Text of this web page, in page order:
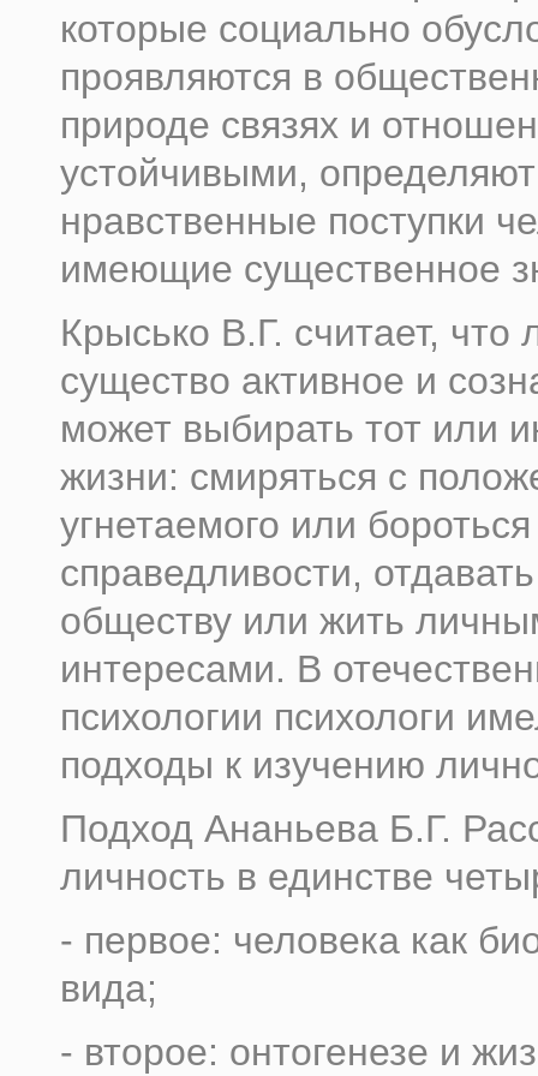
которые социально
проявляются в
природе связях и
устойчивыми, определяют
нравственные поступки
имеющие существенное
Крысько В.Г. считает, что
существо активное и
может выбирать тот или
жизни: смиряться с
угнетаемого или
справедливости,
обществу или жить
интересами. В
психологии психологи
подходы к изучению
Подход Ананьева Б.Г.
личность в единстве
- первое: человека как
вида;
- второе: онтогенезе и